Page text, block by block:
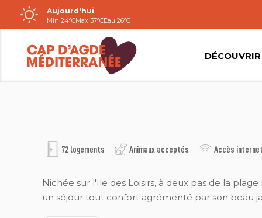
Passer
au
contenu
Aujourd'hui
Min 24°CMax 37°CEau 26°C
DÉCOUVRIR
72 logements Animaux acceptés Accès
Nichée sur l'Ile des Loisirs, à deux pas de la
un séjour tout confort agrémenté par son beau